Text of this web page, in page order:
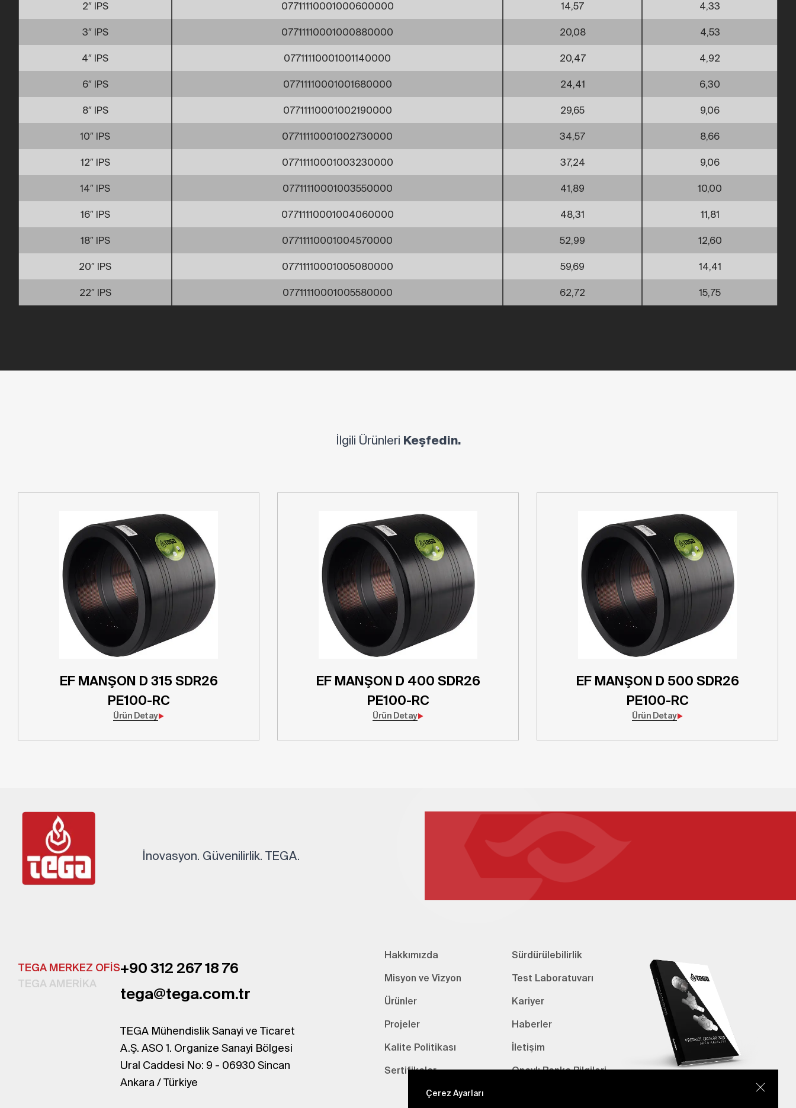
2″ IPS 07711110001000600000 14,57 4,33
3″ IPS 07711110001000880000 20,08 4,53
4″ IPS 07711110001001140000 20,47 4,92
6″ IPS 07711110001001680000 24,41 6,30
8″ IPS 07711110001002190000 29,65 9,06
10″ IPS 07711110001002730000 34,57 8,66
12″ IPS 07711110001003230000 37,24 9,06
14″ IPS 07711110001003550000 41,89 10,00
16″ IPS 07711110001004060000 48,31 11,81
18″ IPS 07711110001004570000 52,99 12,60
20″ IPS 07711110001005080000 59,69 14,41
22″ IPS 07711110001005580000 62,72 15,75
İlgili Ürünleri Keşfedin.
EF MANŞON D 315 SDR26
PE100-RC
Ürün Detay
EF MANŞON D 400 SDR26
PE100-RC
Ürün Detay
EF MANŞON D 500 SDR26
PE100-RC
Ürün Detay
İnovasyon. Güvenilirlik. TEGA.
TEGA MERKEZ OFİS
TEGA AMERİKA
+90 312 267 18 76
tega@tega.com.tr
TEGA Mühendislik Sanayi ve Ticaret
A.Ş. ASO 1. Organize Sanayi Bölgesi
Ural Caddesi No: 9 - 06930 Sincan
Ankara / Türkiye
Hakkımızda
Misyon ve Vizyon
Ürünler
Projeler
Kalite Politikası
Sertifikalar
Sürdürülebilirlik
Test Laboratuvarı
Kariyer
Haberler
İletişim
Onaylı Banka Bilgileri
Çerez Ayarları